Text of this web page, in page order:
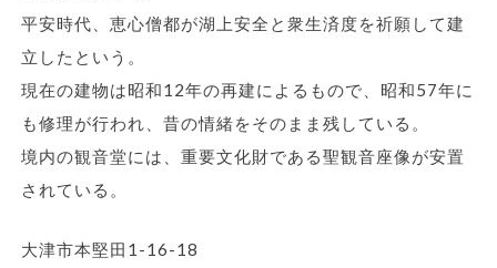
平安時代、恵心僧都が湖上安全と衆生済度を祈願して建
立したという。
現在の建物は昭和12年の再建によるもので、昭和57年に
も修理が行われ、昔の情緒をそのまま残している。
境内の観音堂には、重要文化財である聖観音座像が安置
されている。
大津市本堅田1-16-18